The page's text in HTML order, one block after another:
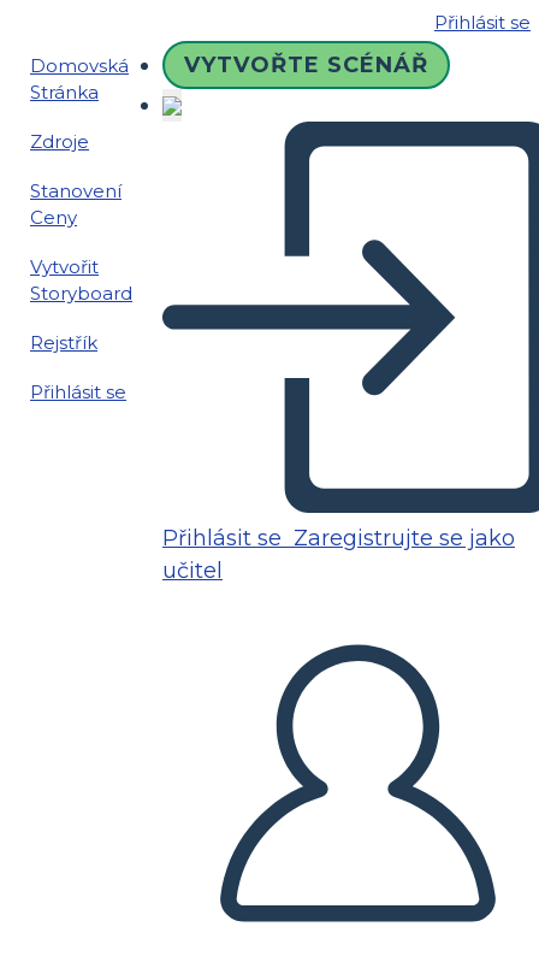
Přihlásit se
Domovská
Stránka
Zdroje
Stanovení
Ceny
Vytvořit
Storyboard
Rejstřík
Přihlásit se
VYTVOŘTE SCÉNÁŘ
Přihlásit se Zaregistrujte se jako
učitel